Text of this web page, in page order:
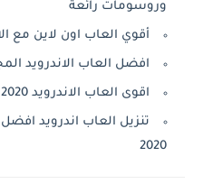
وروسومات رائعة
أقوي العاب اون لاين مع
افضل العاب الاندرويد
اقوى العاب الاندرويد 2020 للأجهزة الضعيفة
تنزيل العاب اندرويد افضل
2020